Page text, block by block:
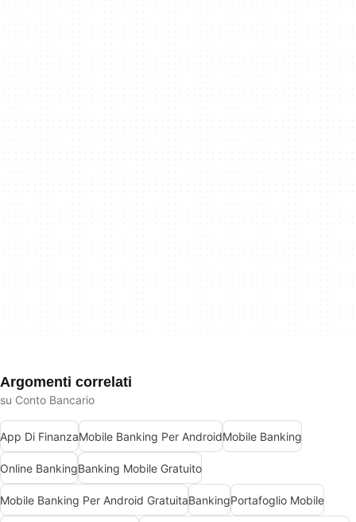
Argomenti correlati
su Conto Bancario
App Di FinanzaMobile Banking Per AndroidMobile Banking
Online BankingBanking Mobile Gratuito
Mobile Banking Per Android GratuitaBankingPortafoglio Mobile